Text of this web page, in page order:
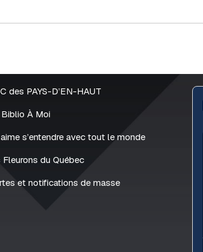
des PAYS-D’EN-HAUT
À Moi
s’entendre avec tout le monde
Fleurons du Québec
et notifications de masse